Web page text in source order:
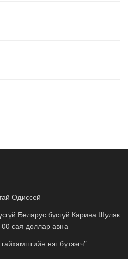
Одиссей
Беларус бүсгүй Карина Шуляк
сая доллар авна
нэг бүтээгч”